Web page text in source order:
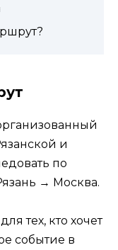
и
по
→ Москва.
тех, кто хочет
событие в